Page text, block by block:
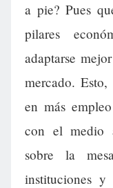
a pie? Pues
pilares
adaptarse
mercado.
en más
con el medio
sobre la
instituciones y